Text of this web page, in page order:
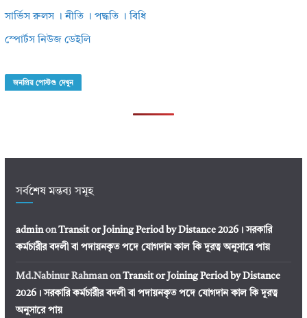
সার্ভিস রুলস । নীতি । পদ্ধতি । বিধি
স্পোর্টস নিউজ ডেইলি
জনপ্রিয় পোস্টগু দেখুন
সর্বশেষ মন্তব্য সমূহ
adminonTransit or Joining Period by Distance 2026। সরকারি
কর্মচারীর বদলী বা পদায়নকৃত পদে যোগদান কাল কি দূরত্ব অনুসারে পায়
Md.Nabinur RahmanonTransit or Joining Period by Distance
2026। সরকারি কর্মচারীর বদলী বা পদায়নকৃত পদে যোগদান কাল কি দূরত্ব
অনুসারে পায়